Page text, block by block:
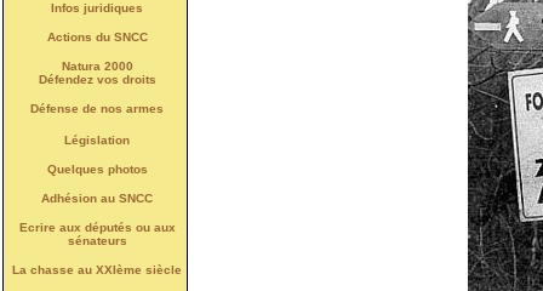
Infos juridiques
Actions du SNCC
Natura 2000
Défendez vos droits
Défense de nos armes
Législation
Quelques photos
Adhésion au SNCC
Ecrire aux députés ou aux
sénateurs
La chasse au XXIème siècle